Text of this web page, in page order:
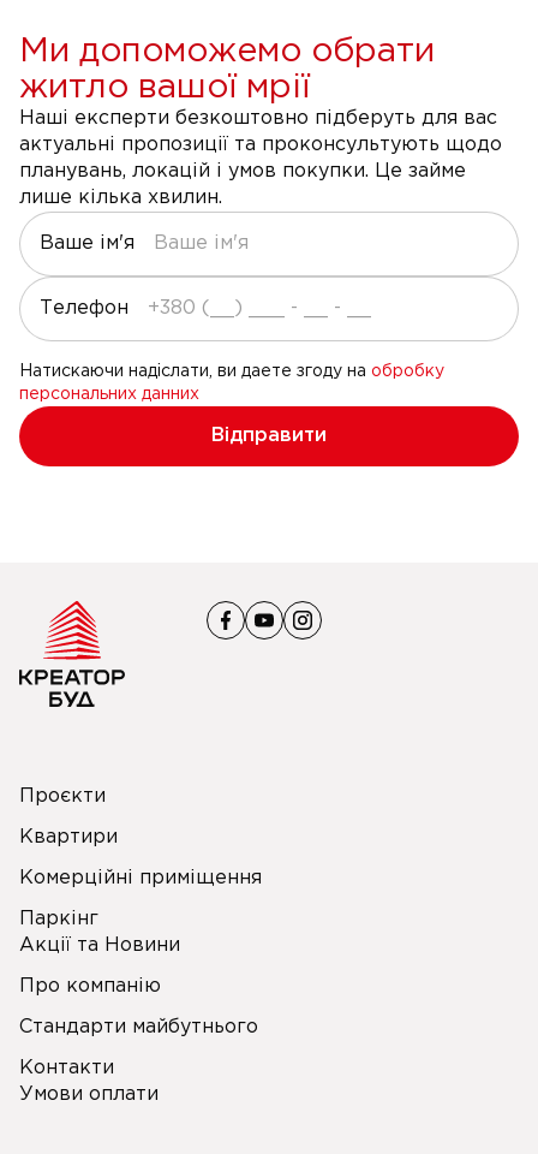
Ми допоможемо обрати
житло вашої мрії
Наші експерти безкоштовно підберуть для вас
актуальні пропозиції та проконсультують щодо
планувань, локацій і умов покупки. Це займе
лише кілька хвилин.
Ваше ім'я
Телефон
Натискаючи надіслати, ви даете згоду на обробку
персональних данних
Відправити
Проєкти
Квартири
Комерційні приміщення
Паркінг
Акції та Новини
Про компанію
Стандарти майбутнього
Контакти
Умови оплати